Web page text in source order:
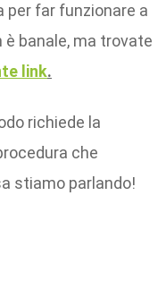
per far funzionare a
banale, ma trovate
link.
richiede la
che
stiamo parlando!